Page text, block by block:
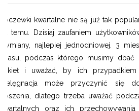
Soczewki kwartalne nie są już tak
lat temu. Dzisiaj zaufaniem
wymiany, najlepiej jednodniowej. 3
czasu, podczas którego musimy dbać
szkieł i uważać, by ich przypadkiem
pielęgnacja może przyczynić się
noszenia, dlatego trzeba uważać
kwartalnych oraz ich